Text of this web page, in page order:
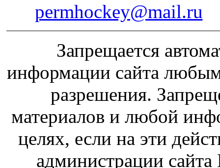
permhockey@mail.ru
Запрещается
информации сайта
разрешения.
материалов и любой
целях, если на эти
администрации